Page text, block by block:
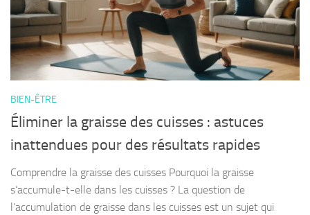
BIEN-ÊTRE
Éliminer la graisse des cuisses : astuces
inattendues pour des résultats rapides
Comprendre la graisse des cuisses Pourquoi la graisse
s’accumule-t-elle dans les cuisses ? La question de
l’accumulation de graisse dans les cuisses est un sujet qui